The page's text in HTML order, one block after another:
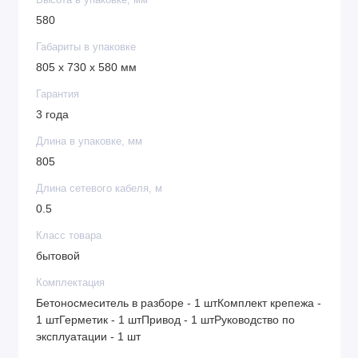
моментально прекратится.
II класс защиты от поражения электрическим
током — устройство имеет двойную изоляцию
работает тише по сравнению с классическими
вибраций.
Защита от коррозии — бак окрашен стойкой
Простое обслуживание — узел крепления оси
580
Габариты в упаковке
805 x 730 x 580 мм
Гарантия
3 года
Длина в упаковке, мм
805
Длина сетевого кабеля, м
0.5
Класс товара
бытовой
Комплектация
Бетоносмеситель в разборе - 1 штКомплект крепежа -
1 штГерметик - 1 штПривод - 1 штРуководство по
эксплуатации - 1 шт